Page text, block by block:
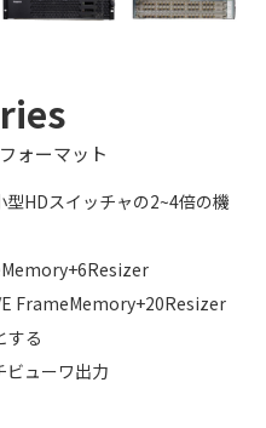
ォーマット
HDスイッチャの2~4倍の機
FrameMemory+20Resizer
する
ューワ出力